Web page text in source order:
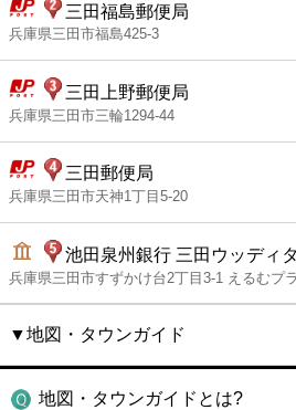
三田福島郵便局
兵庫県三田市福島425-3
三田上野郵便局
兵庫県三田市三輪1294-44
三田郵便局
兵庫県三田市天神1丁目5-20
池田泉州銀行 三田ウッディ
兵庫県三田市すずかけ台2丁目3-1 えるむプ
▼地図・タウンガイド
地図・タウンガイドとは?